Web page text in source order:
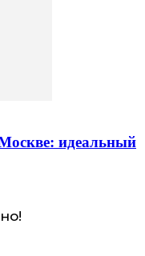
идеальный